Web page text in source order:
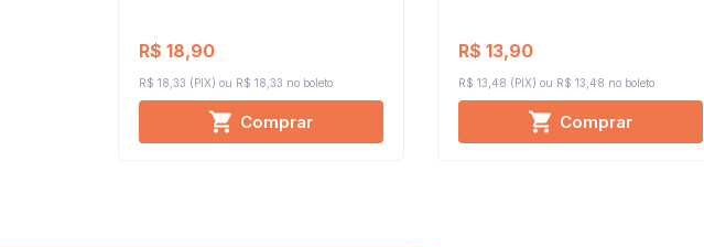
R$ 18,90
R$ 18,33 (PIX) R$ 18,33 no boleto
Comprar
R$ 13,90
R$ 13,48 (PIX) R$ 13,48 no boleto
Comprar